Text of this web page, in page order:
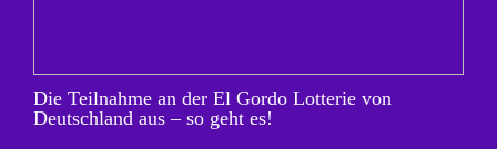
Die Teilnahme an der El Gordo Lotterie von
Deutschland aus – so geht es!